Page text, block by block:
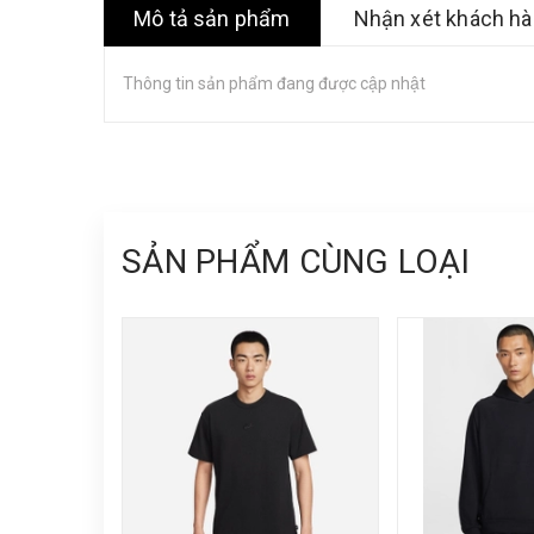
Mô tả sản phẩm Nhận xét khách
Thông tin sản phẩm đang được cập nhật
SẢN PHẨM CÙNG LOẠI